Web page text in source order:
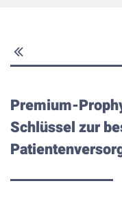
Premium-
Schlüssel zur